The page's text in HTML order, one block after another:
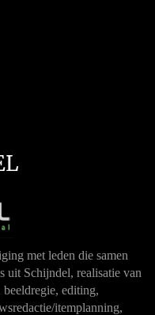
met leden die samen
uit Schijndel, realisatie van
beeldregie, editing,
itemplanning,